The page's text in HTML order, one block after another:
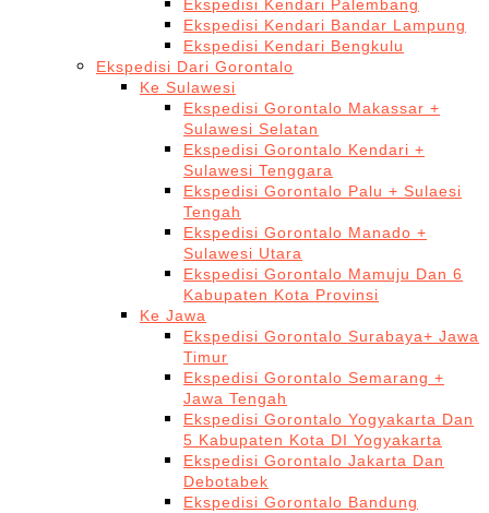
Ekspedisi Kendari Palembang
Ekspedisi Kendari Bandar Lampung
Ekspedisi Kendari Bengkulu
Ekspedisi Dari Gorontalo
Ke Sulawesi
Ekspedisi Gorontalo Makassar +
Sulawesi Selatan
Ekspedisi Gorontalo Kendari +
Sulawesi Tenggara
Ekspedisi Gorontalo Palu + Sulaesi
Tengah
Ekspedisi Gorontalo Manado +
Sulawesi Utara
Ekspedisi Gorontalo Mamuju Dan 6
Kabupaten Kota Provinsi
Ke Jawa
Ekspedisi Gorontalo Surabaya+ Jawa
Timur
Ekspedisi Gorontalo Semarang +
Jawa Tengah
Ekspedisi Gorontalo Yogyakarta Dan
5 Kabupaten Kota DI Yogyakarta
Ekspedisi Gorontalo Jakarta Dan
Debotabek
Ekspedisi Gorontalo Bandung